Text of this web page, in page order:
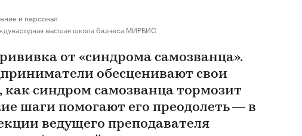
и персонал
высшая школа бизнеса МИРБИС
от «синдрома самозванца».
обесценивают свои
синдром самозванца тормозит
шаги помогают его преодолеть — в
ведущего преподавателя